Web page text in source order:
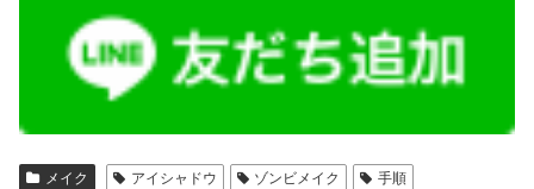
メイク アイシャドウ ゾンビメイク 手順